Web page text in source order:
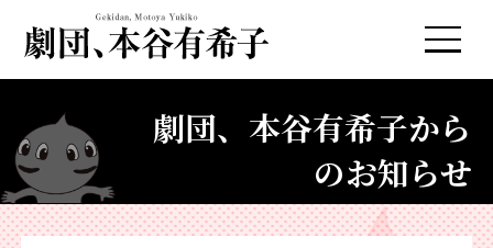
劇団、本谷有希子から
のお知らせ